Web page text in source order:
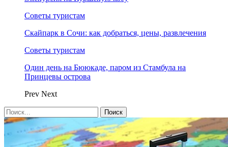
Советы туристам
Скайпарк в Сочи: как добраться, цены, развлечения
Советы туристам
Один день на Бююкаде, паром из Стамбула на
Принцевы острова
Prev Next